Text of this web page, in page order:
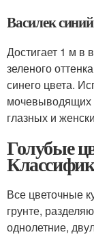
Василек синий
Достигает 1 м в
зеленого
синего цвета.
мочевыводящих
глазных и
Голубые
Все цветочные
грунте,
однолетние,